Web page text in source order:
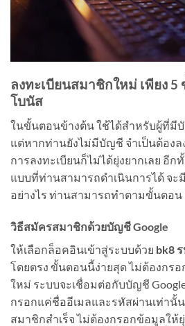
ลงทะเบียนสมาชิกใหม่ เพียง
โบนัส
ในขั้นตอนข้างต้น ใช้ได้สำหรับผู้ที่มี
แต่หากท่านยังไม่มีบัญชี จำเป็นต้อง
การลงทะเบียนก็ไม่ได้ยุ่งยากเลย อีก
แบบที่ท่านสามารถดำเนินการได้ จะ
อย่างไร ท่านสามารถทำตามขั้นตอน
วิธีสมัครสมาชิกด้วยบัญชีGoogle
ให้เลือกล็อคอินเข้าสู่ระบบด้วย bk8
โดยตรง ขั้นตอนนี้ง่ายสุด ไม่ต้องกร
ใหม่ ระบบจะเชื่อมต่อกับบัญชี
กรอกแค่ชื่ออีเมลและรหัสผ่านเท่านั้น
สมาชิกสำเร็จ ไม่ต้องกรอกข้อมูลให้